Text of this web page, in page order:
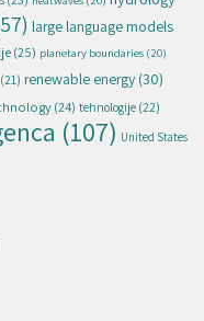
large language models
(25) planetary boundaries (20)
(21) renewable energy (30)
(24) tehnologije (22)
(107) United States